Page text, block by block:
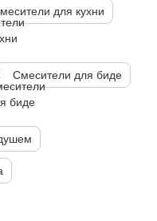
для кухни
Смесители для биде